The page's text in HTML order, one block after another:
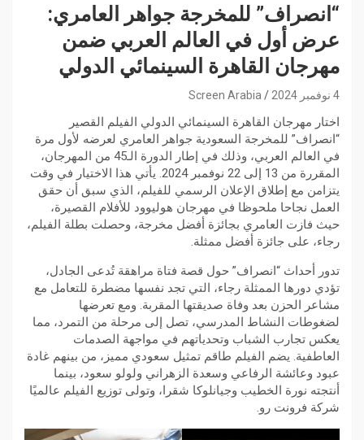
“انصراف” للمخرجة جواهر العامري:
عرض أول في العالم العربي ضمن
مهرجان القاهرة السينمائي الدولي
4 نوفمبر 2024 Screen Arabia
اختار مهرجان القاهرة السينمائي الدولي الفيلم القصير
“انصراف” للمخرجة السعودية جواهر العامري لعرضه لأول مرة
في العالم العربي، وذلك في إطار الدورة الـ45 من المهرجان،
المقررة من 13 إلى 22 نوفمبر 2024. يأتي هذا الاختيار في وقت
يتزامن مع إطلاق الإعلان الرسمي للفيلم، الذي سبق أن حقق
العمل نجاحا ملحوظا في مهرجان هوليوود للأفلام القصيرة،
حيث فازت العامري بجائزة أفضل مخرجة، وحصلت بطلة الفيلم،
رجاء، على جائزة أفضل ممثلة.
تدور أحداث “انصراف” حول قصة فتاة مراهقة تُدعى الجادل،
تؤدي دورها الممثلة رجاء، التي تجد نفسها مضطرة للتعامل مع
مشاعر الحزن بعد وفاة صديقتها المقربة. ومع تعرضها
لضغوطات النشاط المدرسي، تصل إلى مرحلة من التمرد، مما
يعكس تجارب الشباب وتحدياتهم في مواجهة الصدمات
العاطفية. يضم الفيلم طاقم تمثيل سعودي مميز، من بينهم غادة
عبود وعائشة الرفاعي وسعدة الزهراني ولولو سعود، بينما
أنتجته نورة الخطيب وجيانلوكا شقرا، وتولى توزيع الفيلم عالميًا
شركة فرونت رو.